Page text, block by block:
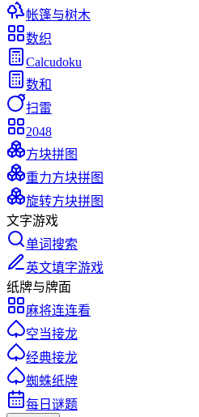
帐篷与树木
数织
Calcudoku
数和
扫雷
2048
方块拼图
重力方块拼图
旋转方块拼图
文字游戏
单词搜索
英文填字游戏
纸牌与牌面
麻将连连看
空当接龙
经典接龙
蜘蛛纸牌
每日谜题